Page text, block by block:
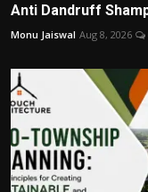
Anti Dandruff
Monu Jaiswal Aug 8, 2026